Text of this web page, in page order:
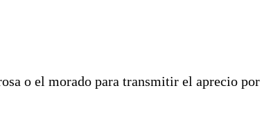
o el morado para transmitir el aprecio por